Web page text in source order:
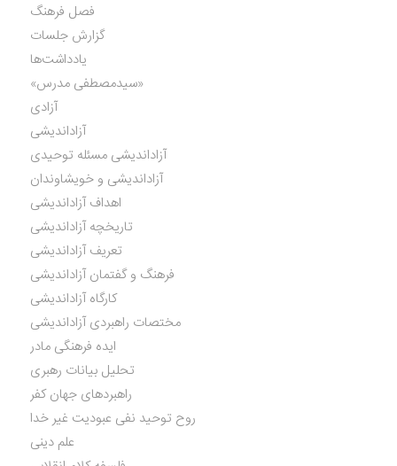
فصل فرهنگ
گزارش جلسات
یادداشت‌ها
«سیدمصطفی مدرس»
آزادی
آزاداندیشی
آزاداندیشی مسئله توحیدی
آزاداندیشی و خویشاوندان
اهداف آزاداندیشی
تاریخچه آزاداندیشی
تعریف آزاداندیشی
فرهنگ و گفتمان آزاداندیشی
کارگاه آزاداندیشی
مختصات راهبردی آزاداندیشی
ایده فرهنگی مادر
تحلیل بیانات رهبری
راهبردهای جهان کفر
روح توحید نفی عبودیت غیر خدا
علم دینی